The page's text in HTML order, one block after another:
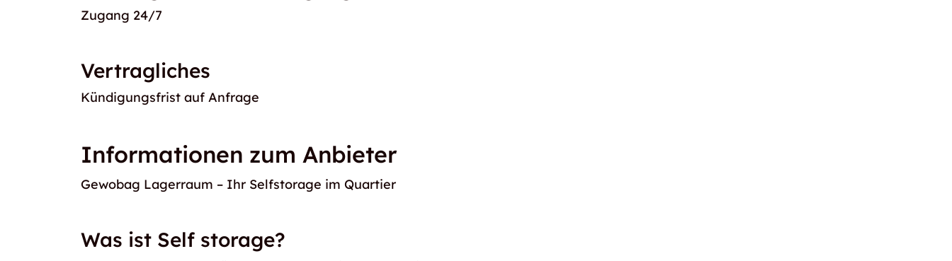
Zugang 24/7
Vertragliches
Kündigungsfrist auf Anfrage
Informationen zum Anbieter
Gewobag Lagerraum – Ihr Selfstorage im Quartier
Was ist Self storage?